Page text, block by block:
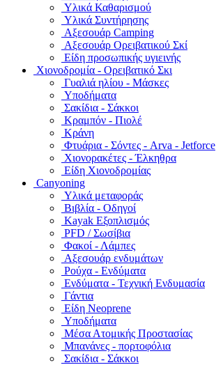
Υλικά Καθαρισμού
Υλικά Συντήρησης
Αξεσουάρ Camping
Αξεσουάρ Ορειβατικού Σκί
Είδη προσωπικής υγιεινής
Χιονοδρομία - Ορειβατικό Σκι
Γυαλιά ηλίου - Μάσκες
Υποδήματα
Σακίδια - Σάκκοι
Κραμπόν - Πιολέ
Κράνη
Φτυάρια - Σόντες - Arva - Jetforce
Χιονορακέτες - Έλκηθρα
Είδη Χιονοδρομίας
Canyoning
Υλικά μεταφοράς
Βιβλία - Οδηγοί
Kayak Εξοπλισμός
PFD / Σωσίβια
Φακοί - Λάμπες
Αξεσουάρ ενδυμάτων
Ρούχα - Ενδύματα
Ενδύματα - Τεχνική Ενδυμασία
Γάντια
Είδη Neoprene
Υποδήματα
Μέσα Ατομικής Προστασίας
Μπανάνες - πορτοφόλια
Σακίδια - Σάκκοι